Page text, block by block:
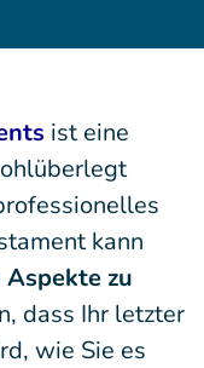
ist eine
kann
zu
dass Ihr letzter
wie Sie es